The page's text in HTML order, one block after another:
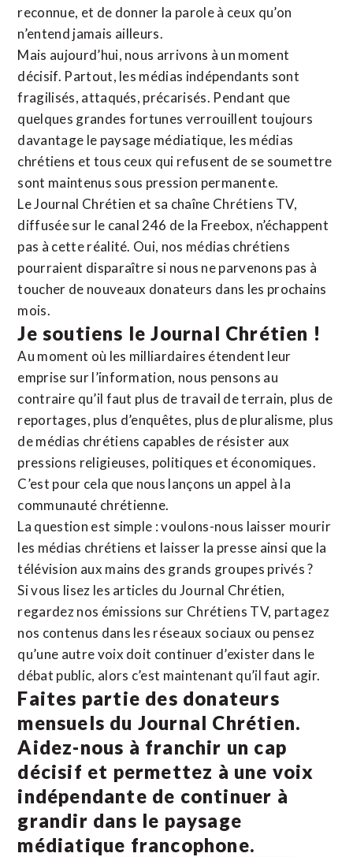
reconnue, et de donner la parole à ceux qu’on
n’entend jamais ailleurs.
Mais aujourd’hui, nous arrivons à un moment
décisif. Partout, les médias indépendants sont
fragilisés, attaqués, précarisés. Pendant que
quelques grandes fortunes verrouillent toujours
davantage le paysage médiatique, les médias
chrétiens et tous ceux qui refusent de se soumettre
sont maintenus sous pression permanente.
Le Journal Chrétien et sa chaîne Chrétiens TV,
diffusée sur le canal 246 de la Freebox, n’échappent
pas à cette réalité. Oui, nos médias chrétiens
pourraient disparaître si nous ne parvenons pas à
toucher de nouveaux donateurs dans les prochains
mois.
Je soutiens le Journal Chrétien !
Au moment où les milliardaires étendent leur
emprise sur l’information, nous pensons au
contraire qu’il faut plus de travail de terrain, plus de
reportages, plus d’enquêtes, plus de pluralisme, plus
de médias chrétiens capables de résister aux
pressions religieuses, politiques et économiques.
C’est pour cela que nous lançons un appel à la
communauté chrétienne.
La question est simple : voulons-nous laisser mourir
les médias chrétiens et laisser la presse ainsi que la
télévision aux mains des grands groupes privés ?
Si vous lisez les articles du Journal Chrétien,
regardez nos émissions sur Chrétiens TV, partagez
nos contenus dans les réseaux sociaux ou pensez
qu’une autre voix doit continuer d’exister dans le
débat public, alors c’est maintenant qu’il faut agir.
Faites partie des donateurs
mensuels du Journal Chrétien.
Aidez-nous à franchir un cap
décisif et permettez à une voix
indépendante de continuer à
grandir dans le paysage
médiatique francophone.